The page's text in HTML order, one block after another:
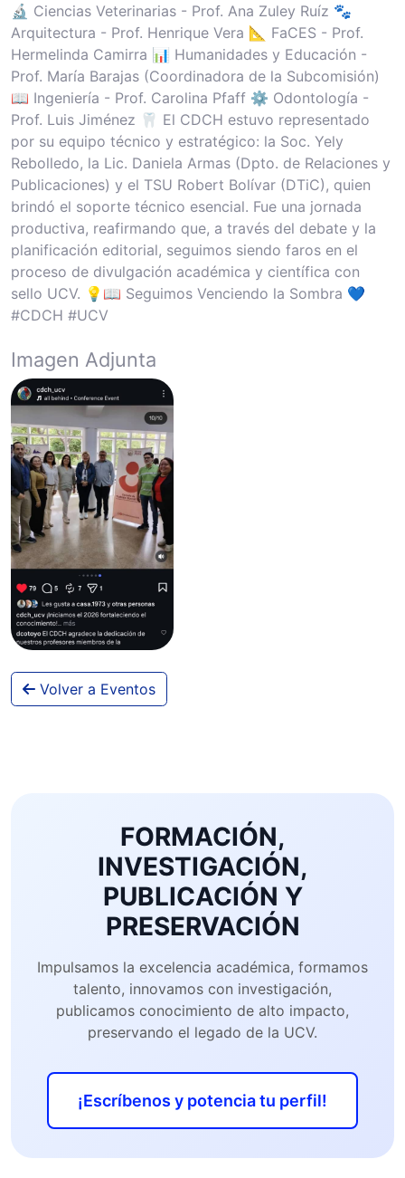
🔬 Ciencias Veterinarias - Prof. Ana Zuley Ruíz 🐾
Arquitectura - Prof. Henrique Vera 📐 FaCES - Prof.
Hermelinda Camirra 📊 Humanidades y Educación -
Prof. María Barajas (Coordinadora de la Subcomisión)
📖 Ingeniería - Prof. Carolina Pfaff ⚙️ Odontología -
Prof. Luis Jiménez 🦷 El CDCH estuvo representado
por su equipo técnico y estratégico: la Soc. Yely
Rebolledo, la Lic. Daniela Armas (Dpto. de Relaciones y
Publicaciones) y el TSU Robert Bolívar (DTiC), quien
brindó el soporte técnico esencial. Fue una jornada
productiva, reafirmando que, a través del debate y la
planificación editorial, seguimos siendo faros en el
proceso de divulgación académica y científica con
sello UCV. 💡📖 Seguimos Venciendo la Sombra 💙
#CDCH #UCV
Imagen Adjunta
Volver a Eventos
FORMACIÓN,
INVESTIGACIÓN,
PUBLICACIÓN Y
PRESERVACIÓN
Impulsamos la excelencia académica, formamos
talento, innovamos con investigación,
publicamos conocimiento de alto impacto,
preservando el legado de la UCV.
¡Escríbenos y potencia tu perfil!